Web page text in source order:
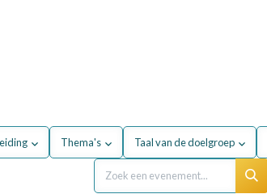
Thema's Taal van de doelgroep